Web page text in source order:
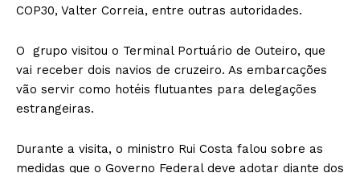
COP30, Valter Correia, entre outras autoridades.
O grupo visitou o Terminal Portuário de Outeiro, que
vai receber dois navios de cruzeiro. As embarcações
vão servir como hotéis flutuantes para delegações
estrangeiras.
Durante a visita, o ministro Rui Costa falou sobre as
medidas que o Governo Federal deve adotar diante dos